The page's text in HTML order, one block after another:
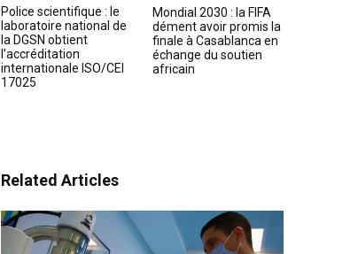
Police scientifique : le
laboratoire national de
la DGSN obtient
l’accréditation
internationale ISO/CEI
17025
Mondial 2030 : la FIFA
dément avoir promis la
finale à Casablanca en
échange du soutien
africain
Related Articles